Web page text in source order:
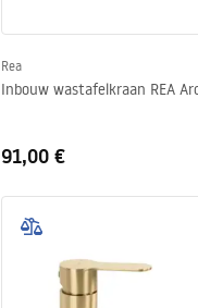
Rea
Inbouw wastafelkraan REA
91,00 €